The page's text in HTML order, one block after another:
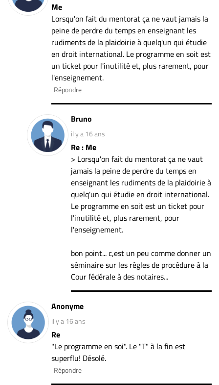
Me
Lorsqu'on fait du mentorat ça ne vaut jamais la
peine de perdre du temps en enseignant les
rudiments de la plaidoirie à quelq'un qui étudie
en droit international. Le programme en soit est
un ticket pour l'inutilité et, plus rarement, pour
l'enseignement.
Répondre
Bruno
il y a 16 ans
Re : Me
> Lorsqu'on fait du mentorat ça ne vaut
jamais la peine de perdre du temps en
enseignant les rudiments de la plaidoirie à
quelq'un qui étudie en droit international.
Le programme en soit est un ticket pour
l'inutilité et, plus rarement, pour
l'enseignement.
bon point... c,est un peu comme donner un
séminaire sur les règles de procédure à la
Cour fédérale à des notaires...
Anonyme
il y a 16 ans
Re
"Le programme en soi". Le "T" à la fin est
superflu! Désolé.
Répondre